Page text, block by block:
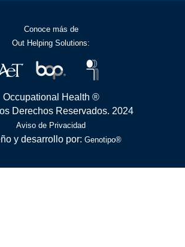
Conoce más de
Out Helping Solutions:
Occupational Health ®
Derechos Reservados. 2024
Aviso de Privacidad
y desarrollo por: Genotipo®